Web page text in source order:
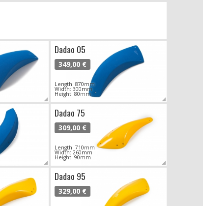
Dadao 05
349,00 €
Length: 870mm
Width: 300mm
Height: 80mm
Dadao 75
309,00 €
Length: 710mm
Width: 260mm
Height: 90mm
Dadao 95
329,00 €